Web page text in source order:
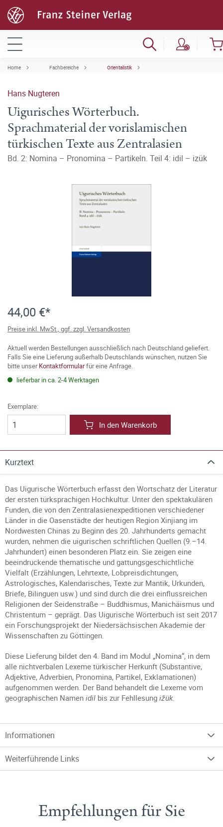
Home Fachbereiche Orientalistik
Hans Nugteren
Uigurisches Wörterbuch.
Sprachmaterial der vorislamischen
türkischen Texte aus Zentralasien
Bd. 2: Nomina – Pronomina – Partikeln. Teil 4: idil – izük
44,00 €*
Preise inkl. MwSt., ggf. zzgl. Versandkosten
Aktuell werden Bestellungen ausschließlich nach Deutschland geliefert.
Falls Sie eine Lieferung außerhalb Deutschlands wünschen, nutzen Sie
bitte unserKontaktformularfür eine Anfrage.
lieferbar in ca. 2-4 Werktagen
Exemplare:
In den Warenkorb
Kurztext
Das Uigurische Wörterbuch erfasst den Wortschatz der Literatur
der ersten türksprachigen Hochkultur. Unter den spektakulären
Funden, die von den Zentralasienexpeditionen verschiedener
Länder in die Oasenstädte der heutigen Region Xinjiang im
Nordwesten Chinas zu Beginn des 20. Jahrhunderts gemacht
wurden, nehmen die uigurischen schriftlichen Quellen (9.–14.
Jahrhundert) einen besonderen Platz ein. Sie zeigen eine
beeindruckende thematische und gattungsgeschichtliche
Vielfalt (Erzählungen, Lehrtexte, Lobpreisdichtungen,
Astrologisches, Kalendarisches, Texte zur Mantik, Urkunden,
Briefe, Bilinguen usw.) und sind durch die drei einflussreichen
Religionen der Seidenstraße – Buddhismus, Manichäismus und
Christentum – geprägt. Das Uigurische Wörterbuch ist seit 2017
ein Forschungsprojekt der Niedersächsischen Akademie der
Wissenschaften zu Göttingen.
Diese Lieferung bildet den 4. Band im Modul „Nomina“, in dem
alle nichtverbalen Lexeme türkischer Herkunft (Substantive,
Adjektive, Adverbien, Pronomina, Partikel, Exklamationen)
aufgenommen werden. Der Band behandelt die Lexeme vom
geographischen Namen idil bis zur Fehllesung ižük.
Informationen
Weiterführende Links
Empfehlungen für Sie